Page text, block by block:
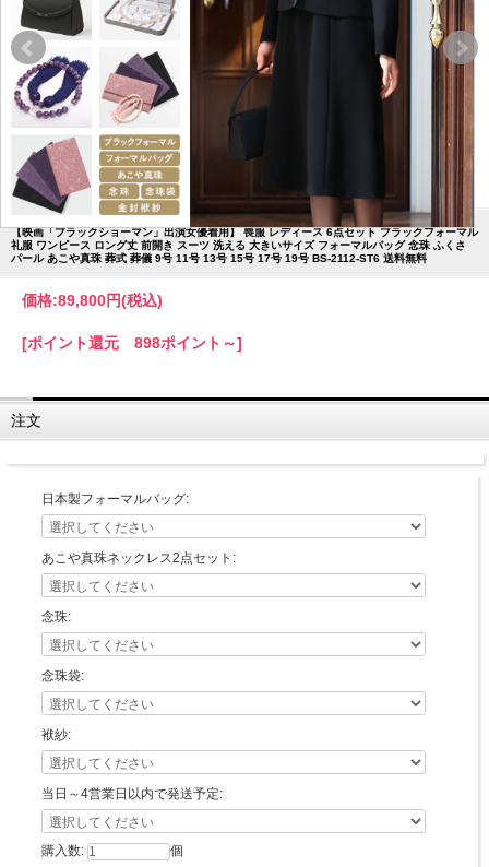
【映画「ブラックショーマン」出演女優着用】 喪服 レディース 6点セット ブラックフォーマル
礼服 ワンピース ロング丈 前開き スーツ 洗える 大きいサイズ フォーマルバッグ 念珠 ふくさ
パール あこや真珠 葬式 葬儀 9号 11号 13号 15号 17号 19号 BS-2112-ST6 送料無料
価格:89,800円(税込)
[ポイント還元 898ポイント～]
注文
日本製フォーマルバッグ:
あこや真珠ネックレス2点セット:
念珠:
念珠袋:
袱紗:
当日～4営業日以内で発送予定:
購入数: 個